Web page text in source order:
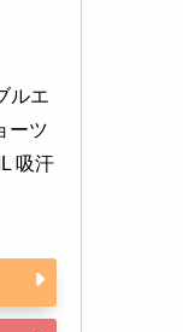
ルエ
ーツ
吸汗